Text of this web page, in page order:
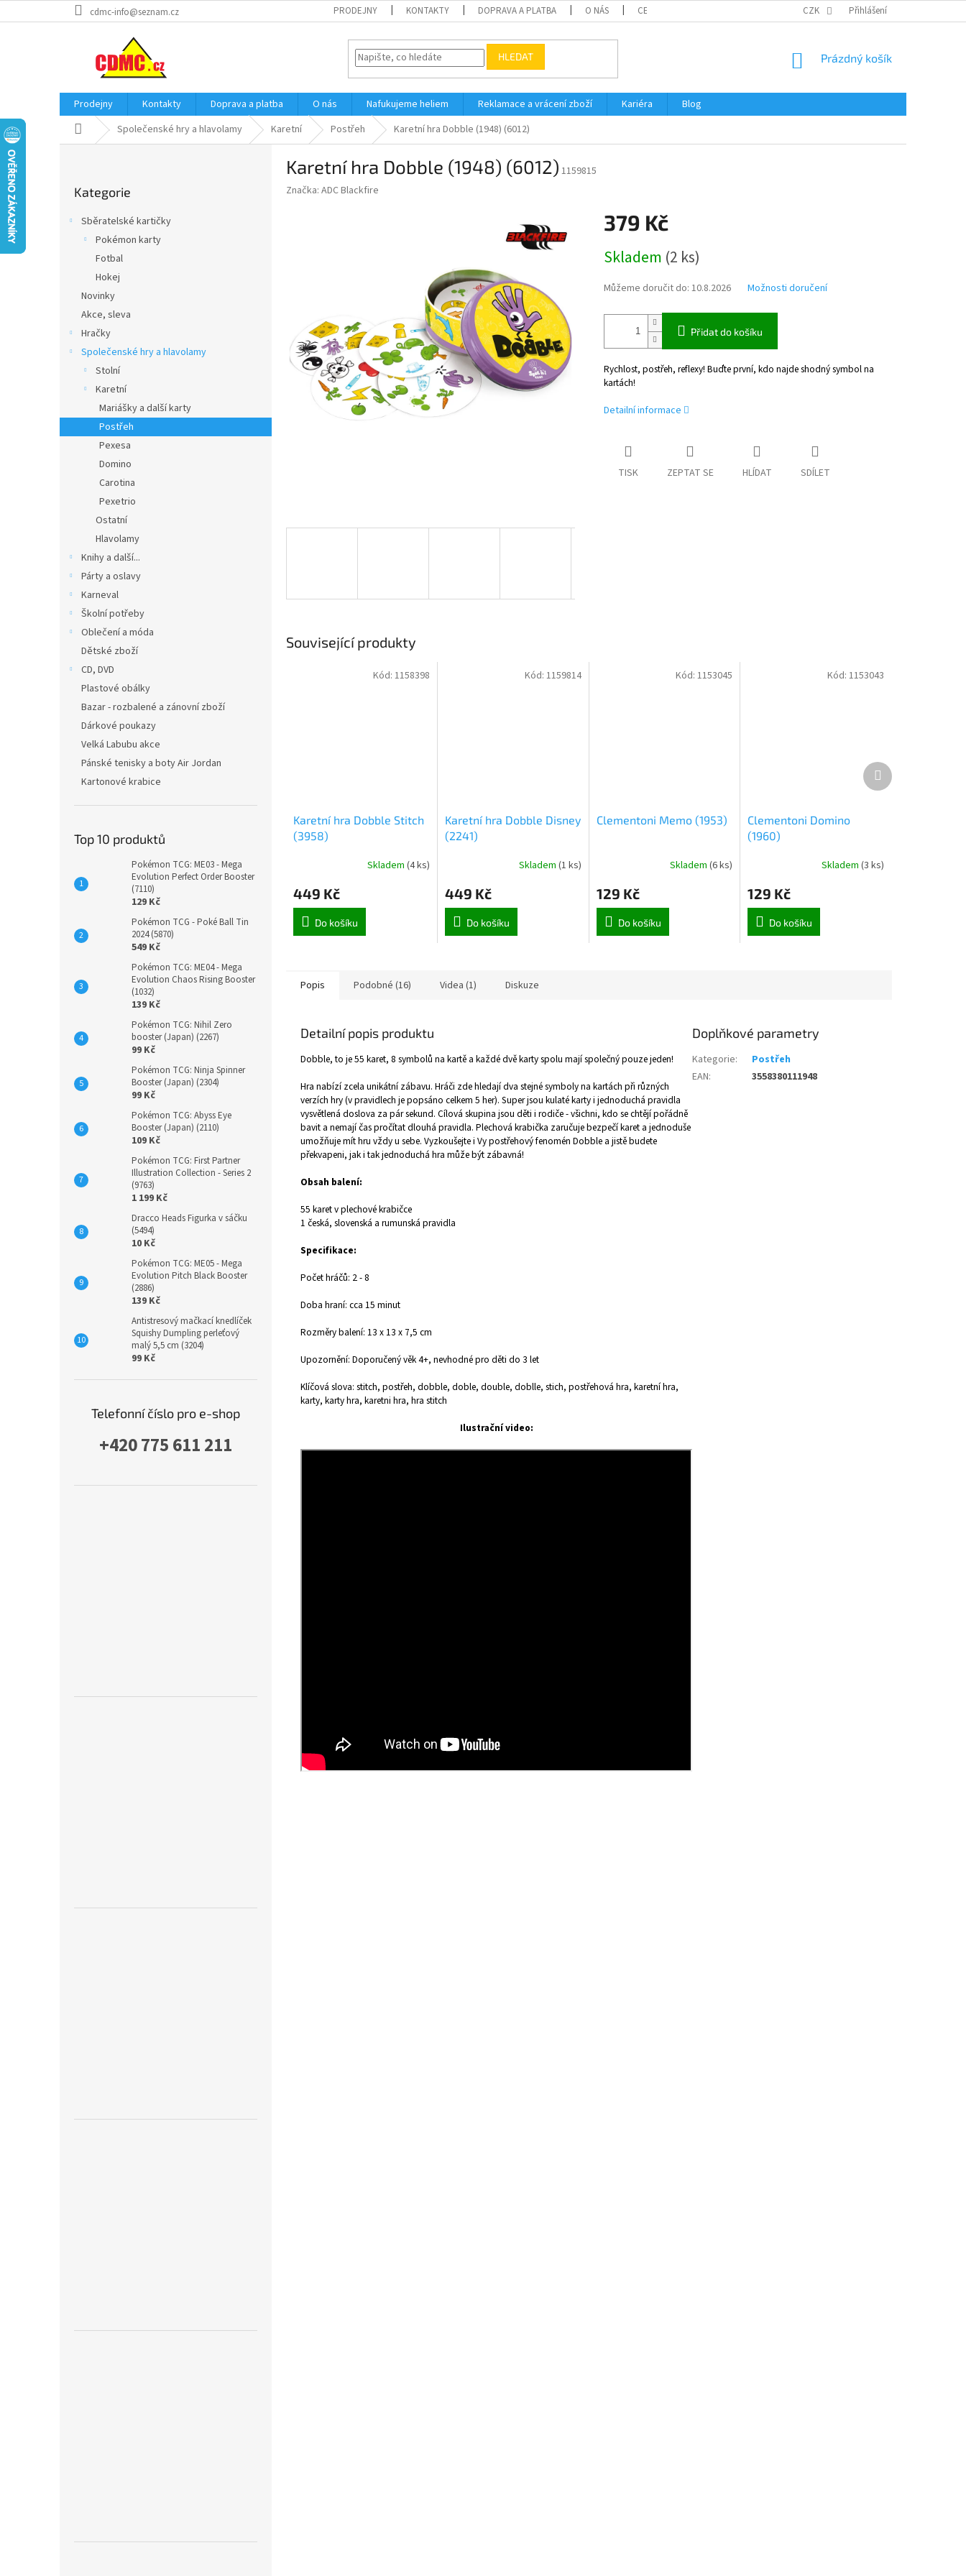
na
cdmc-info@seznam.cz PRODEJNY KONTAKTY DOPRAVA A PLATBA O NÁS CERTIFIKÁTY A NÁVODY OBCHODNÍ PODMÍNKY OCHRANA OSOBNÍCH
CZK Přihlášení
HLEDAT
NÁKUPNÍ
Prázdný košík
Prodejny Kontakty Doprava a platba O nás Nafukujeme heliem Reklamace a vrácení zboží Kariéra
Blog
Domů Společenské hry a hlavolamy Karetní Postřeh Karetní hra Dobble (1948) (6012)
kategorie
Kategorie
Sběratelské kartičky
Pokémon karty
Fotbal
Hokej
Novinky
Akce, sleva
Hračky
Společenské hry a hlavolamy
Stolní
Karetní
Mariášky a další karty
Postřeh
Pexesa
Domino
Carotina
Pexetrio
Ostatní
Hlavolamy
Knihy a další...
Párty a oslavy
Karneval
Školní potřeby
Oblečení a móda
Dětské zboží
CD, DVD
Plastové obálky
Bazar - rozbalené a zánovní zboží
Dárkové poukazy
Velká Labubu akce
Pánské tenisky a boty Air Jordan
Kartonové krabice
Top 10 produktů
Pokémon TCG: ME03 - Mega
Evolution Perfect Order Booster
(7110)
129 Kč
Pokémon TCG - Poké Ball Tin
2024 (5870)
549 Kč
Pokémon TCG: ME04 - Mega
Evolution Chaos Rising Booster
(1032)
139 Kč
Pokémon TCG: Nihil Zero
booster (Japan) (2267)
99 Kč
Pokémon TCG: Ninja Spinner
Booster (Japan) (2304)
99 Kč
Pokémon TCG: Abyss Eye
Booster (Japan) (2110)
109 Kč
Pokémon TCG: First Partner
Illustration Collection - Series 2
(9763)
1 199 Kč
Dracco Heads Figurka v sáčku
(5494)
10 Kč
Pokémon TCG: ME05 - Mega
Evolution Pitch Black Booster
(2886)
139 Kč
Antistresový mačkací knedlíček
Squishy Dumpling perleťový
malý 5,5 cm (3204)
99 Kč
Telefonní číslo pro e-shop
+420 775 611 211
Karetní hra Dobble (1948) (6012) 1159815
Značka: ADC Blackfire
379 Kč
cena:
Skladem (2 ks)
Můžeme doručit do: 10.8.2026 Možnosti doručení
Přidat do košíku
Rychlost, postřeh, reflexy! Buďte první, kdo najde shodný symbol na
kartách!
Detailní informace
TISK ZEPTAT SE HLÍDAT SDÍLET
Související produkty
Karetní hra Dobble Stitch
(3958)
Skladem (4 ks)
449 Kč
Do košíku
Kód: 1158398
Karetní hra Dobble Disney
(2241)
Skladem (1 ks)
449 Kč
Do košíku
Kód: 1159814
Clementoni Memo (1953)
Skladem(6 ks)
129 Kč
Do košíku
Kód:1153045
Clementoni Domino
(1960)
Skladem (3 ks)
129 Kč
Do košíku
Kód: 1153043
Další
produkt
Popis Podobné (16) Videa (1) Diskuze
Detailní popis produktu
Dobble, to je 55 karet, 8 symbolů na kartě a každé dvě karty spolu mají společný pouze jeden!
Hra nabízí zcela unikátní zábavu. Hráči zde hledají dva stejné symboly na kartách při různých
verzích hry (v pravidlech je popsáno celkem 5 her). Super jsou kulaté karty i jednoduchá pravidla
vysvětlená doslova za pár sekund. Cílová skupina jsou děti i rodiče - všichni, kdo se chtějí pořádně
bavit a nemají čas pročítat dlouhá pravidla. Plechová krabička zaručuje bezpečí karet a jednoduše
umožňuje mít hru vždy u sebe. Vyzkoušejte i Vy postřehový fenomén Dobble a jistě budete
překvapeni, jak i tak jednoduchá hra může být zábavná!
Obsah balení:
55 karet v plechové krabičce
1 česká, slovenská a rumunská pravidla
Specifikace:
Počet hráčů: 2 - 8
Doba hraní: cca 15 minut
Rozměry balení: 13 x 13 x 7,5 cm
Upozornění: Doporučený věk 4+, nevhodné pro děti do 3 let
Klíčová slova: stitch, postřeh, dobble, doble, double, doblle, stich, postřehová hra, karetní hra,
karty, karty hra, karetni hra, hra stitch
Ilustrační video:
Doplňkové parametry
Kategorie:
Postřeh
EAN: 3558380111948